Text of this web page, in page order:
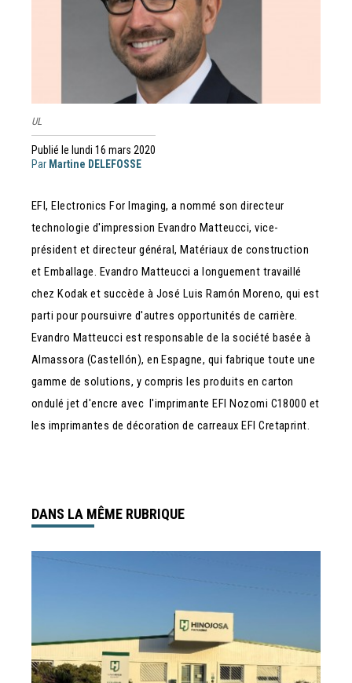
Publié le lundi 16 mars 2020
Par Martine DELEFOSSE
UL
EFI, Electronics For Imaging, a nommé son directeur
technologie d'impression Evandro Matteucci, vice-
président et directeur général, Matériaux de construction
et Emballage. Evandro Matteucci a longuement travaillé
chez Kodak et succède à José Luis Ramón Moreno, qui est
parti pour poursuivre d'autres opportunités de carrière.
Evandro Matteucci est responsable de la société basée à
Almassora (Castellón), en Espagne, qui fabrique toute une
gamme de solutions, y compris les produits en carton
ondulé jet d'encre avec l'imprimante EFI Nozomi C18000 et
les imprimantes de décoration de carreaux EFI Cretaprint.
DANS LA MÊME RUBRIQUE